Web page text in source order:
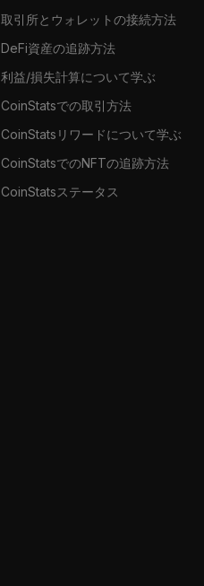
取引所とウォレットの接続方法
DeFi資産の追跡方法
利益/損失計算について学ぶ
CoinStatsでの取引方法
CoinStatsリワードについて学ぶ
CoinStatsでのNFTの追跡方法
CoinStatsステータス